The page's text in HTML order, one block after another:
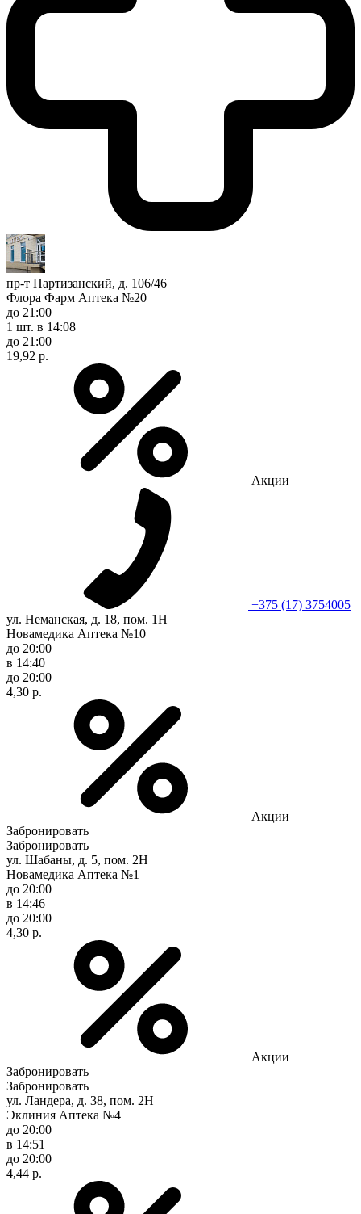
пр-т Партизанский, д. 106/46
Флора Фарм Аптека №20
до 21:00
1 шт. в 14:08
до 21:00
19,92 р.
Акции
+375 (17) 3754005
ул. Неманская, д. 18, пом. 1Н
Новамедика Аптека №10
до 20:00
в 14:40
до 20:00
4,30 р.
Акции
Забронировать
Забронировать
ул. Шабаны, д. 5, пом. 2Н
Новамедика Аптека №1
до 20:00
в 14:46
до 20:00
4,30 р.
Акции
Забронировать
Забронировать
ул. Ландера, д. 38, пом. 2Н
Эклиния Аптека №4
до 20:00
в 14:51
до 20:00
4,44 р.